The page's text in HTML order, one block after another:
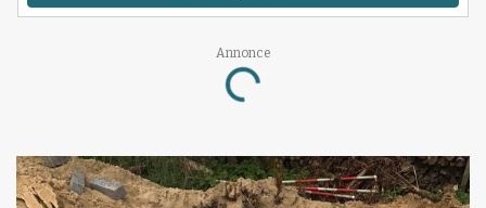
Annonce
Loading...